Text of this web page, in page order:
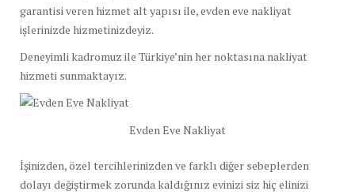
garantisi veren hizmet alt yapısı ile, evden eve nakliyat
işlerinizde hizmetinizdeyiz.
Deneyimli kadromuz ile Türkiye’nin her noktasına nakliyat
hizmeti sunmaktayız.
Evden Eve Nakliyat
İşinizden, özel tercihlerinizden ve farklı diğer sebeplerden
dolayı değiştirmek zorunda kaldığınız evinizi siz hiç elinizi